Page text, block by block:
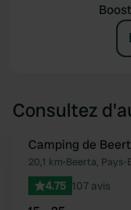
Consultez
Camping de
20,1 km•Beerta, Pays-
4.75 107 avis